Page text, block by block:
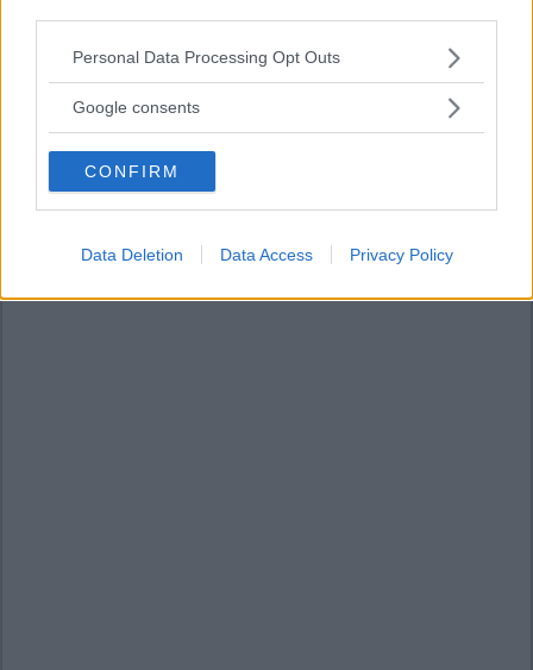
Please note that this website/app uses one or more Google
not limited to your visit or usage behaviour. You may click to
use your data for below specified purposes in below Google
consent section.
Personal Data Processing Opt Outs
Google consents
CONFIRM
Data Deletion Data Access Privacy Policy